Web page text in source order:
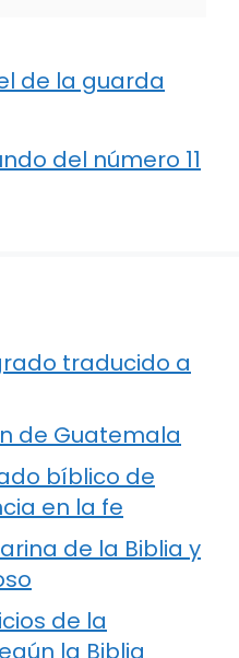
de la guarda
del número 11
traducido a
de Guatemala
bíblico de
en la fe
de la Biblia y
de la
la Biblia